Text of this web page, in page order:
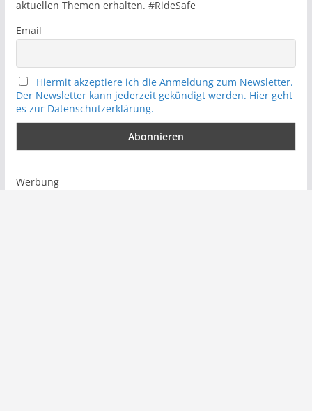
aktuellen Themen erhalten. #RideSafe
Email
Hiermit akzeptiere ich die Anmeldung zum Newsletter.
Der Newsletter kann jederzeit gekündigt werden. Hier geht
es zur Datenschutzerklärung.
Werbung